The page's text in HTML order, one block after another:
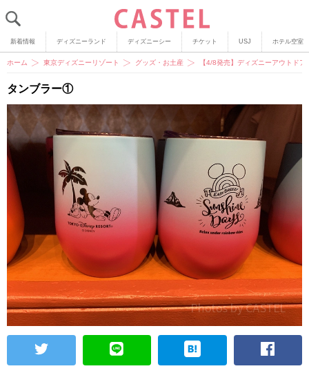
新着情報 ディズニーランド ディズニーシー チケット USJ ホテル空室
ホーム 東京ディズニーリゾート グッズ・お土産 【4/8発売】ディズニーアウトド
タンブラー①